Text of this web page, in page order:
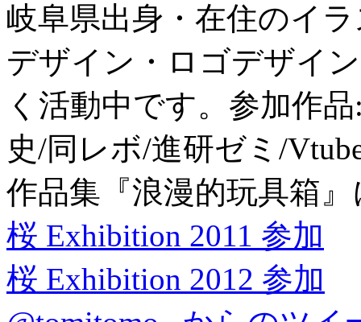
岐阜県出身・在住のイ
デザイン・ロゴデザイ
く活動中です。参加作
史/同レボ/進研ゼミ/
作品集『浪漫的玩具箱
桜 Exhibition 2011 参加
桜 Exhibition 2012 参加